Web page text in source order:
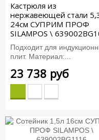
Кастрюля из
нержавеющей стали
24см СУПРИМ ПРОФ
SILAMPOS \
Подходит для
плит. Материал:...
23 738 руб